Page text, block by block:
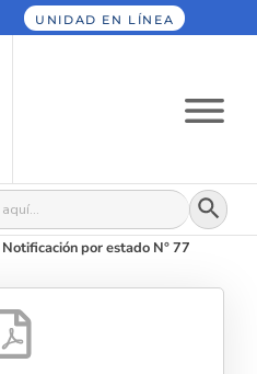
UNIDAD EN LÍNEA
Botón
Notificación por estado N° 77